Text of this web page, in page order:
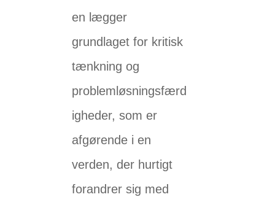
en lægger
grundlaget for kritisk
tænkning og
problemløsningsfærd
igheder, som er
afgørende i en
verden, der hurtigt
forandrer sig med